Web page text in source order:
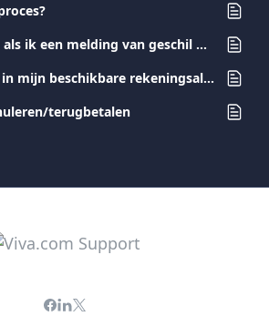
Wat moet ik doen als ik een melding van geschil ontvang?
Ik zie een verschil in mijn beschikbare rekeningsaldo. Wat is er gebeurd?
terugbetalen